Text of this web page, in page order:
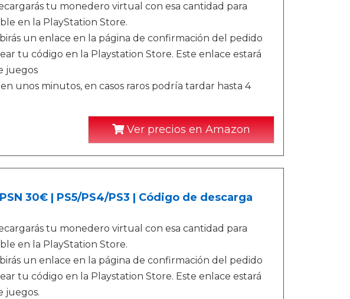
tu monedero virtual con esa cantidad para
en la PlayStation Store.
un enlace en la página de confirmación del pedido
tu código en la Playstation Store. Este enlace estará
juegos
unos minutos, en casos raros podría tardar hasta 4
Ver precios en Amazon
30€ | PS5/PS4/PS3 | Código de descarga
tu monedero virtual con esa cantidad para
en la PlayStation Store.
un enlace en la página de confirmación del pedido
tu código en la Playstation Store. Este enlace estará
juegos.